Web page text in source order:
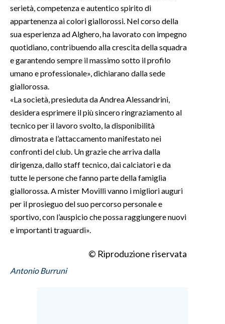
NOTIZIE
EVENTI
#CARAUNIONE
3 MINUTI CON
INFO AZIENDE
ABBONATI
ANNUNCI
NECROLOGI
PUBBLICITÀ
SPIAGGE
STORE
serietà, competenza e autentico spirito di
appartenenza ai colori giallorossi. Nel corso della
sua esperienza ad Alghero, ha lavorato con impegno
quotidiano, contribuendo alla crescita della squadra
e garantendo sempre il massimo sotto il profilo
umano e professionale», dichiarano dalla sede
giallorossa.
«La società, presieduta da Andrea Alessandrini,
desidera esprimere il più sincero ringraziamento al
tecnico per il lavoro svolto, la disponibilità
dimostrata e l’attaccamento manifestato nei
confronti del club. Un grazie che arriva dalla
dirigenza, dallo staff tecnico, dai calciatori e da
tutte le persone che fanno parte della famiglia
giallorossa. A mister Movilli vanno i migliori auguri
per il prosieguo del suo percorso personale e
sportivo, con l’auspicio che possa raggiungere nuovi
e importanti traguardi».
© Riproduzione riservata
Antonio Burruni